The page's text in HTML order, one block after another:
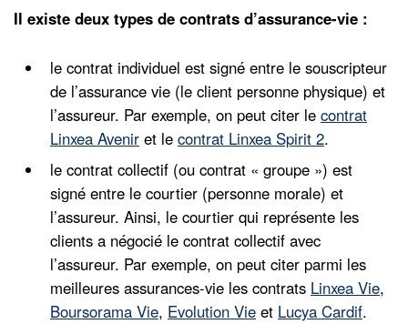
Il existe deux types de contrats d’assurance-vie :
le contrat individuel est signé entre le souscripteur
de l’assurance vie (le client personne physique) et
l’assureur. Par exemple, on peut citer le contrat
Linxea Avenir et le contrat Linxea Spirit 2.
le contrat collectif (ou contrat « groupe ») est
signé entre le courtier (personne morale) et
l’assureur. Ainsi, le courtier qui représente les
clients a négocié le contrat collectif avec
l’assureur. Par exemple, on peut citer parmi les
meilleures assurances-vie les contrats Linxea Vie,
Boursorama Vie, Evolution Vie et Lucya Cardif.